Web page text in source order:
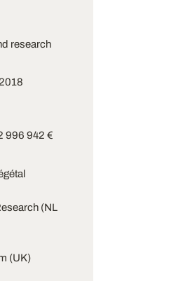
research
996 942 €
(NL
(UK)